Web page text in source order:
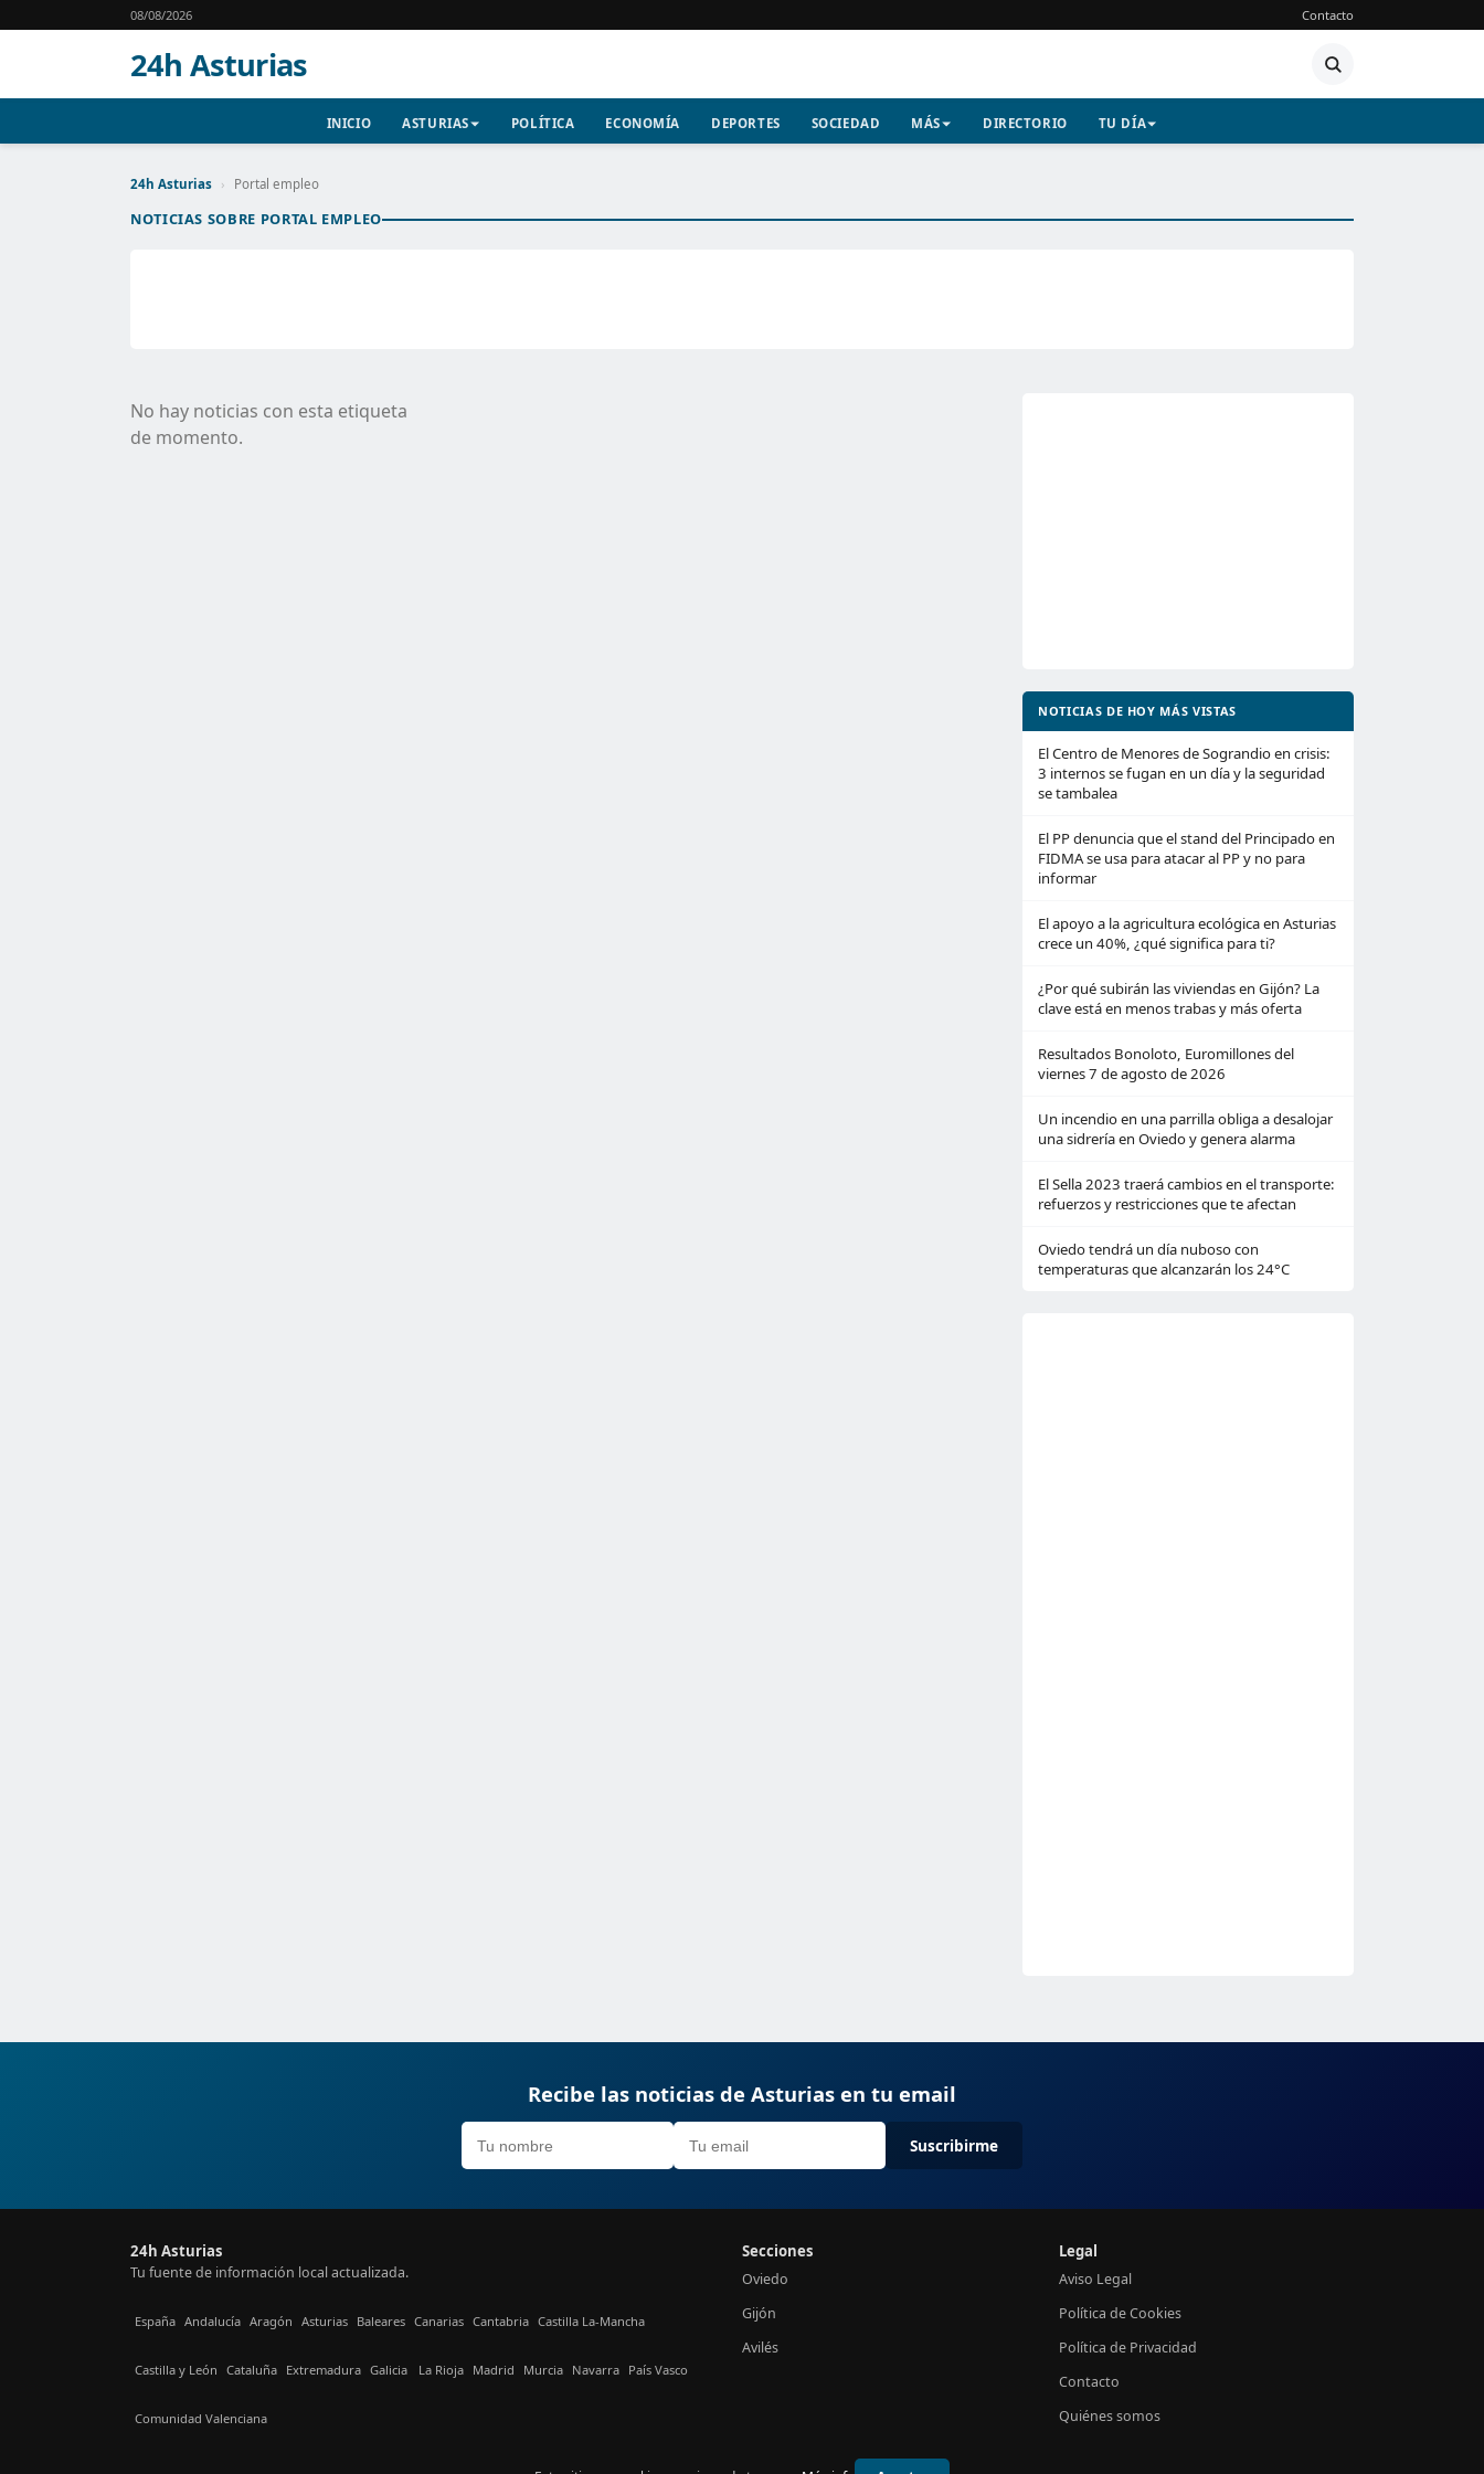
08/08/2026 Contacto
24h Asturias
INICIO ASTURIAS POLÍTICA ECONOMÍA DEPORTES SOCIEDAD MÁS DIRECTORIO TU DÍA
24h Asturias › Portal empleo
NOTICIAS SOBRE PORTAL EMPLEO
No hay noticias con esta etiqueta
de momento.
NOTICIAS DE HOY MÁS VISTAS
El Centro de Menores de Sograndio en crisis:
3 internos se fugan en un día y la seguridad
se tambalea
El PP denuncia que el stand del Principado en
FIDMA se usa para atacar al PP y no para
informar
El apoyo a la agricultura ecológica en Asturias
crece un 40%, ¿qué significa para ti?
¿Por qué subirán las viviendas en Gijón? La
clave está en menos trabas y más oferta
Resultados Bonoloto, Euromillones del
viernes 7 de agosto de 2026
Un incendio en una parrilla obliga a desalojar
una sidrería en Oviedo y genera alarma
El Sella 2023 traerá cambios en el transporte:
refuerzos y restricciones que te afectan
Oviedo tendrá un día nuboso con
temperaturas que alcanzarán los 24°C
Recibe las noticias de Asturias en tu email
Suscribirme
24h Asturias
Tu fuente de información local actualizada.
España Andalucía Aragón Asturias Baleares Canarias Cantabria Castilla La-Mancha
Castilla y León Cataluña Extremadura Galicia La Rioja Madrid Murcia Navarra País Vasco
Comunidad Valenciana
Secciones
Oviedo
Gijón
Avilés
Legal
Aviso Legal
Política de Cookies
Política de Privacidad
Contacto
Quiénes somos